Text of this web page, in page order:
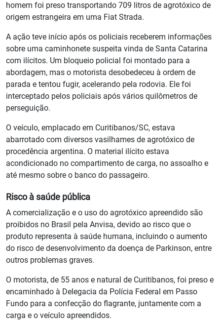
homem foi preso transportando 709 litros de agrotóxico de
origem estrangeira em uma Fiat Strada.
A ação teve início após os policiais receberem informações
sobre uma caminhonete suspeita vinda de Santa Catarina
com ilícitos. Um bloqueio policial foi montado para a
abordagem, mas o motorista desobedeceu à ordem de
parada e tentou fugir, acelerando pela rodovia. Ele foi
interceptado pelos policiais após vários quilômetros de
perseguição.
O veículo, emplacado em Curitibanos/SC, estava
abarrotado com diversos vasilhames de agrotóxico de
procedência argentina. O material ilícito estava
acondicionado no compartimento de carga, no assoalho e
até mesmo sobre o banco do passageiro.
Risco à saúde pública
A comercialização e o uso do agrotóxico apreendido são
proibidos no Brasil pela Anvisa, devido ao risco que o
produto representa à saúde humana, incluindo o aumento
do risco de desenvolvimento da doença de Parkinson, entre
outros problemas graves.
O motorista, de 55 anos e natural de Curitibanos, foi preso e
encaminhado à Delegacia da Polícia Federal em Passo
Fundo para a confecção do flagrante, juntamente com a
carga e o veículo apreendidos.